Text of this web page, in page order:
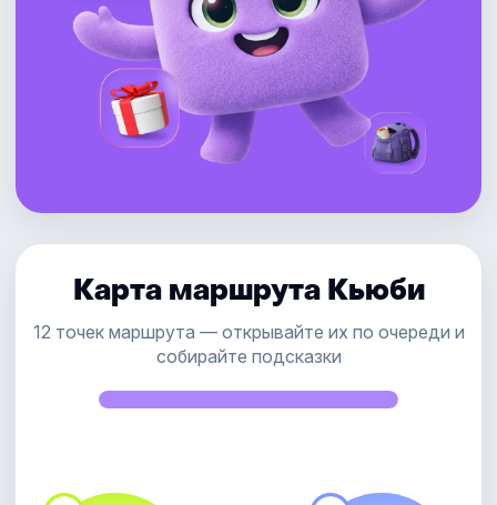
Карта маршрута Кьюби
12 точек маршрута — открывайте их по очереди и
собирайте подсказки